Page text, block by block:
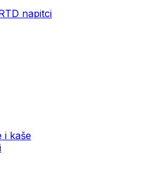
napitci
i kaše